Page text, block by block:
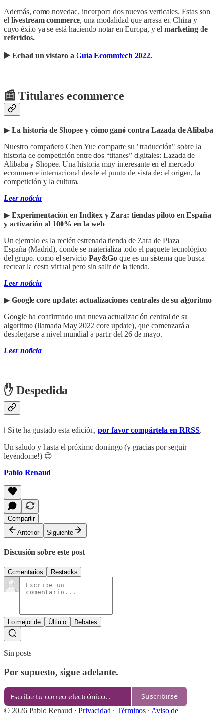
Además, como novedad, incorpora dos nuevos verticales. Estas son
el livestream commerce, una modalidad que arrasa en China y
cuyo éxito ya se está haciendo notar en Europa, y el marketing de
referidos.
▶️ Echad un vistazo a Guía Ecommtech 2022.
📰 Titulares ecommerce
▶︎ La historia de Shopee y cómo ganó contra Lazada de Alibaba
Nuestro compañero Chen Yue comparte su "traducción" sobre la
historia de competición entre dos “titanes” digitales: Lazada de
Alibaba y Shopee. Una historia muy interesante en el mercado
ecommerce internacional desde el punto de vista de: el origen, la
competición y la cultura.
Leer noticia
▶︎ Experimentación en Inditex y Zara: tiendas piloto en España
y activación al 100% en la web
Un ejemplo es la recién estrenada tienda de Zara de Plaza
España (Madrid), donde se materializa todo el paquete tecnológico
del grupo, como el servicio Pay&Go que es un sistema que busca
recrear la cesta virtual pero sin salir de la tienda.
Leer noticia
▶︎ Google core update: actualizaciones centrales de su algoritmo
Google ha confirmado una nueva actualización central de su
algoritmo (llamada May 2022 core update), que comenzará a
desplegarse a nivel mundial a partir del 26 de mayo.
Leer noticia
✋ Despedida
ℹ️ Si te ha gustado esta edición, por favor compártela en RRSS.
Un saludo y hasta el próximo domingo (y gracias por seguir
leyéndome!) 😊
Pablo Renaud
Compartir
Anterior
Siguiente
Discusión sobre este post
Comentarios Restacks
Lo mejor de Último Debates
Sin posts
Por supuesto, sigue adelante.
Suscribirse
© 2026 Pablo Renaud · Privacidad ∙ Términos ∙ Aviso de